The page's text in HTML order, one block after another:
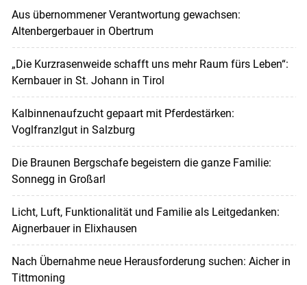
Aus übernommener Verantwortung gewachsen:
Altenbergerbauer in Obertrum
„Die Kurzrasenweide schafft uns mehr Raum fürs Leben“:
Kernbauer in St. Johann in Tirol
Kalbinnenaufzucht gepaart mit Pferdestärken:
Voglfranzlgut in Salzburg
Die Braunen Bergschafe begeistern die ganze Familie:
Sonnegg in Großarl
Licht, Luft, Funktionalität und Familie als Leitgedanken:
Aignerbauer in Elixhausen
Nach Übernahme neue Herausforderung suchen: Aicher in
Tittmoning